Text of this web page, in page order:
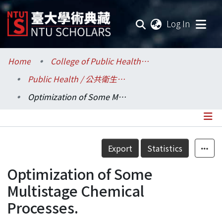
Log In
Communities & Collections
Research Outputs
Statistics
Home
College of Public Health / 公共衛生學院
Public Health / 公共衛生學系
Optimization of Some Multistage Chemical Processes.
Details
Export Statistics
Optimization of Some
Multistage Chemical
Processes.